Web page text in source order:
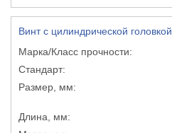
Винт с цилиндрической головкой